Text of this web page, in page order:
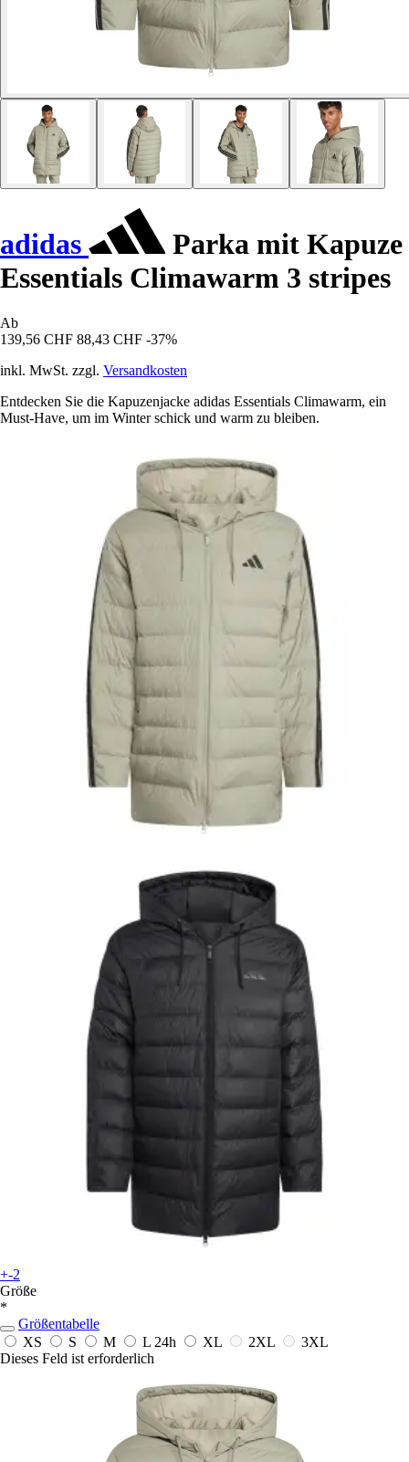
adidas
Parka mit Kapuze
Essentials Climawarm 3 stripes
Ab
139,56 CHF 88,43 CHF -37%
inkl. MwSt. zzgl. Versandkosten
Entdecken Sie die Kapuzenjacke adidas Essentials Climawarm, ein
Must-Have, um im Winter schick und warm zu bleiben.
+-2
Größe
*
Größentabelle
XS
S M L 24h XL 2XL
3XL
Dieses Feld ist erforderlich